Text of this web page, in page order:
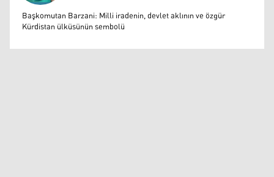
Muazzez Baktaş
Başkomutan Barzani: Milli iradenin, devlet aklının ve özgür
Kürdistan ülküsünün sembolü